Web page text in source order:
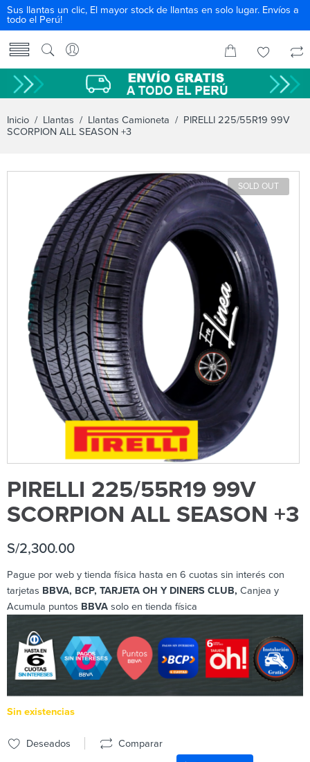
Sus llantas un clic, El mayor stock de llantas en solo lugar. Envíos a
todo el Perú!
Inicio / Llantas / Llantas Camioneta / PIRELLI 225/55R19 99V
SCORPION ALL SEASON +3
SOLD OUT
PIRELLI 225/55R19 99V
SCORPION ALL SEASON +3
S/2,300.00
Pague por web y tienda física hasta en 6 cuotas sin interés con
tarjetas BBVA, BCP, TARJETA OH Y DINERS CLUB, Canjea y
Acumula puntos BBVA solo en tienda física
Sin existencias
Deseados Comparar